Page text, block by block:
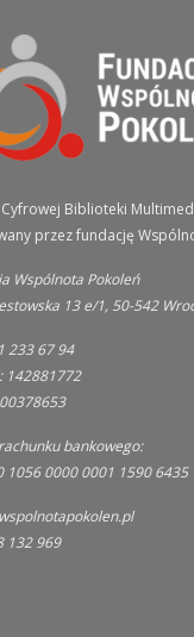
Biblioteki
przez fundację
Wspólnota Pokoleń
13 e/1, 50-542
233 67 94
142881772
bankowego:
1056 0000 0001 1590 6435
132 969